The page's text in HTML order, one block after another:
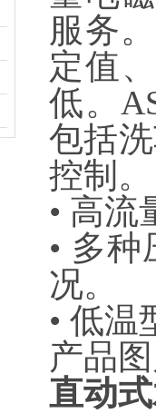
服务
定值
低。
包括
控制‌。
• ‌高
• ‌多
况。
• ‌低
产品
直动